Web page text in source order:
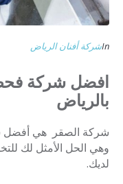
Inشركة أفنان الرياض
افضل شركة
بالرياض
شركة الصقر هي أفضل
وهي الحل الأمثل لك
لديك.